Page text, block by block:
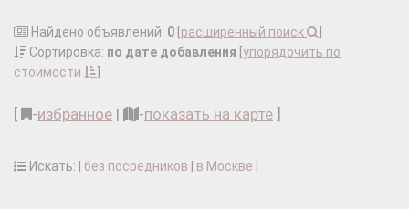
Найдено объявлений: 0 расширенный поиск
Сортировка: по дате добавления упорядочить по
стоимости
-избранное | -показать на карте
Искать: | без посредников в Москве